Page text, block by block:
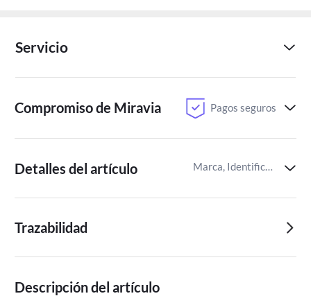
Servicio
Compromiso de Miravia Pagos seguros
Detalles del artículo Marca, Identificador del artículo de Miravia
Trazabilidad
Descripción del artículo